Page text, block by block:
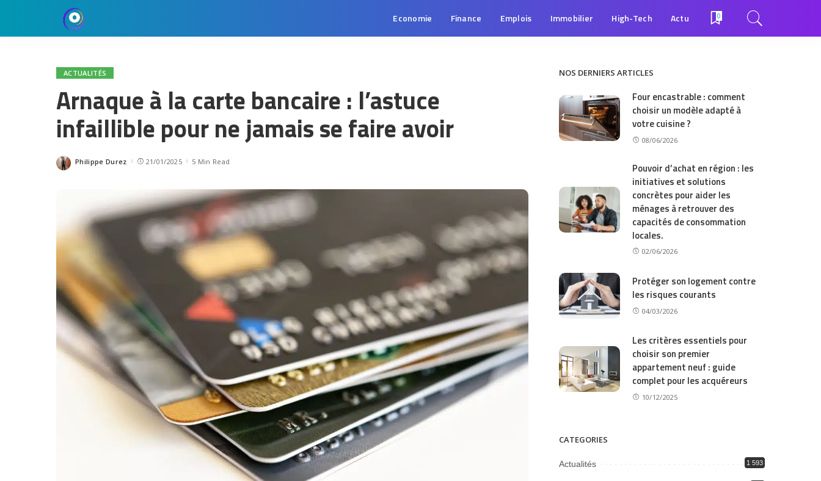
Economie Finance Emplois Immobilier High-Tech Actu 0
ACTUALITÉS
Arnaque à la carte bancaire : l’astuce
infaillible pour ne jamais se faire avoir
Posted
Philippe Durez 21/01/2025 5 Min Read
NOS DERNIERS ARTICLES
Four encastrable : comment
choisir un modèle adapté à
votre cuisine ?
08/06/2026
Pouvoir d’achat en région : les
initiatives et solutions
concrètes pour aider les
ménages à retrouver des
capacités de consommation
locales.
02/06/2026
Protéger son logement contre
les risques courants
04/03/2026
Les critères essentiels pour
choisir son premier
appartement neuf : guide
complet pour les acquéreurs
10/12/2025
CATEGORIES
Actualités 1 593